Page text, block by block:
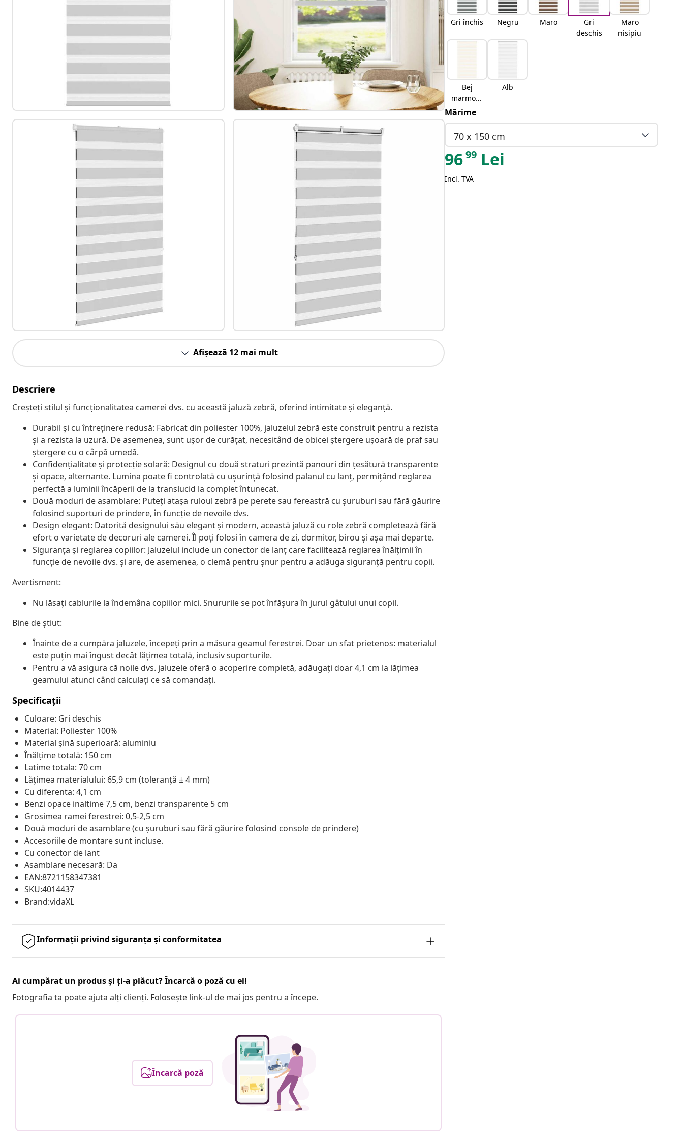
Afișează 12 mai mult
Descriere
Creșteți stilul și funcționalitatea camerei dvs. cu această jaluză zebră, oferind intimitate și eleganță.
Durabil și cu întreținere redusă: Fabricat din poliester 100%, jaluzelul zebră este construit pentru a rezista
și a rezista la uzură. De asemenea, sunt ușor de curățat, necesitând de obicei ștergere ușoară de praf sau
ștergere cu o cârpă umedă.
Confidențialitate și protecție solară: Designul cu două straturi prezintă panouri din țesătură transparente
și opace, alternante. Lumina poate fi controlată cu ușurință folosind palanul cu lanț, permițând reglarea
perfectă a luminii încăperii de la translucid la complet întunecat.
Două moduri de asamblare: Puteți atașa ruloul zebră pe perete sau fereastră cu șuruburi sau fără găurire
folosind suporturi de prindere, în funcție de nevoile dvs.
Design elegant: Datorită designului său elegant și modern, această jaluză cu role zebră completează fără
efort o varietate de decoruri ale camerei. Îl poți folosi în camera de zi, dormitor, birou și așa mai departe.
Siguranța și reglarea copiilor: Jaluzelul include un conector de lanț care facilitează reglarea înălțimii în
funcție de nevoile dvs. și are, de asemenea, o clemă pentru șnur pentru a adăuga siguranță pentru copii.
Avertisment:
Nu lăsați cablurile la îndemâna copiilor mici. Snururile se pot înfăşura în jurul gâtului unui copil.
Bine de știut:
Înainte de a cumpăra jaluzele, începeți prin a măsura geamul ferestrei. Doar un sfat prietenos: materialul
este puțin mai îngust decât lățimea totală, inclusiv suporturile.
Pentru a vă asigura că noile dvs. jaluzele oferă o acoperire completă, adăugați doar 4,1 cm la lățimea
geamului atunci când calculați ce să comandați.
Specificații
Culoare: Gri deschis
Material: Poliester 100%
Material șină superioară: aluminiu
Înălțime totală: 150 cm
Latime totala: 70 cm
Lățimea materialului: 65,9 cm (toleranță ± 4 mm)
Cu diferenta: 4,1 cm
Benzi opace inaltime 7,5 cm, benzi transparente 5 cm
Grosimea ramei ferestrei: 0,5-2,5 cm
Două moduri de asamblare (cu șuruburi sau fără găurire folosind console de prindere)
Accesoriile de montare sunt incluse.
Cu conector de lant
Asamblare necesară: Da
EAN:8721158347381
SKU:4014437
Brand:vidaXL
Informații privind siguranța și conformitatea
Ai cumpărat un produs și ți-a plăcut? Încarcă o poză cu el!
Fotografia ta poate ajuta alți clienți. Folosește link-ul de mai jos pentru a începe.
Încarcă poză
Gri închis Negru Maro
Gri
deschis
Maro
nisipiu
Bej
marmora
t
Alb
Mărime
70 x 150 cm
9699 Lei
Incl. TVA